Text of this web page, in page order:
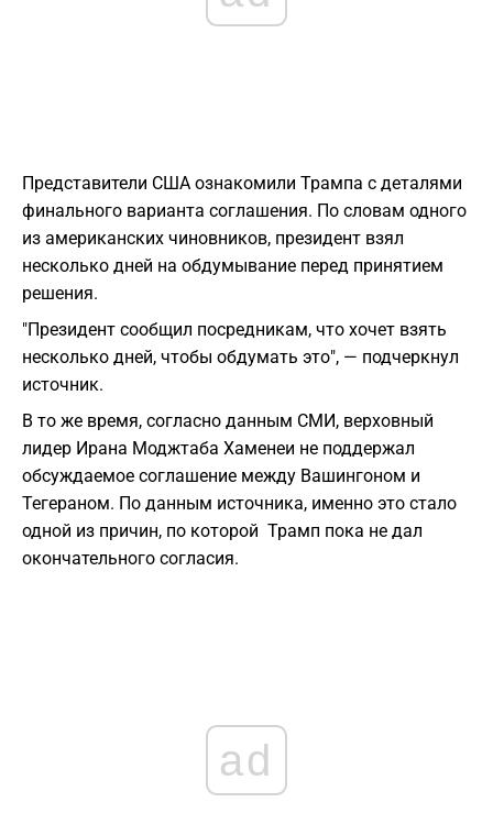
Представители США ознакомили Трампа с деталями
финального варианта соглашения. По словам одного
из американских чиновников, президент взял
несколько дней на обдумывание перед принятием
решения.
"Президент сообщил посредникам, что хочет взять
несколько дней, чтобы обдумать это", — подчеркнул
источник.
В то же время, согласно данным СМИ, верховный
лидер Ирана Моджтаба Хаменеи не поддержал
обсуждаемое соглашение между Вашингоном и
Тегераном. По данным источника, именно это стало
одной из причин, по которой Трамп пока не дал
окончательного согласия.
ad